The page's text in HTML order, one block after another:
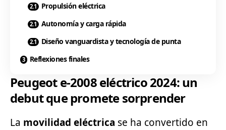
Propulsión eléctrica
Autonomía y carga rápida
Diseño vanguardista y tecnología de punta
Reflexiones finales
Peugeot e-2008 eléctrico 2024: un
debut que promete sorprender
La movilidad eléctrica se ha convertido en